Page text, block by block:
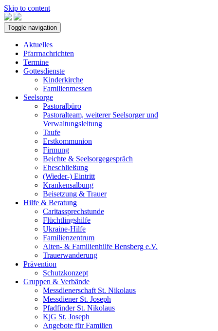
Skip to content
Toggle navigation
Aktuelles
Pfarrnachrichten
Termine
Gottesdienste
Kinderkirche
Familienmessen
Seelsorge
Pastoralbüro
Pastoralteam, weiterer Seelsorger und
Verwaltungsleitung
Taufe
Erstkommunion
Firmung
Beichte & Seelsorgegespräch
Eheschließung
(Wieder-) Eintritt
Krankensalbung
Beisetzung & Trauer
Hilfe & Beratung
Caritassprechstunde
Flüchtlingshilfe
Ukraine-Hilfe
Familienzentrum
Alten- & Familienhilfe Bensberg e.V.
Trauerwanderung
Prävention
Schutzkonzept
Gruppen & Verbände
Messdienerschaft St. Nikolaus
Messdiener St. Joseph
Pfadfinder St. Nikolaus
KjG St. Joseph
Angebote für Familien